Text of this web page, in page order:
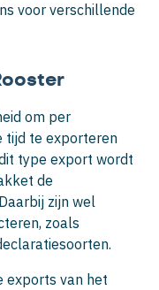
voor verschillende
om per
tijd te exporteren
type export wordt
de
zijn wel
zoals
exports van het